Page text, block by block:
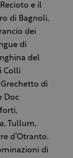
e il
di Bagnoli,
dei
di
del
Colli
di
Doc
Tullum,
d’Otranto.
di